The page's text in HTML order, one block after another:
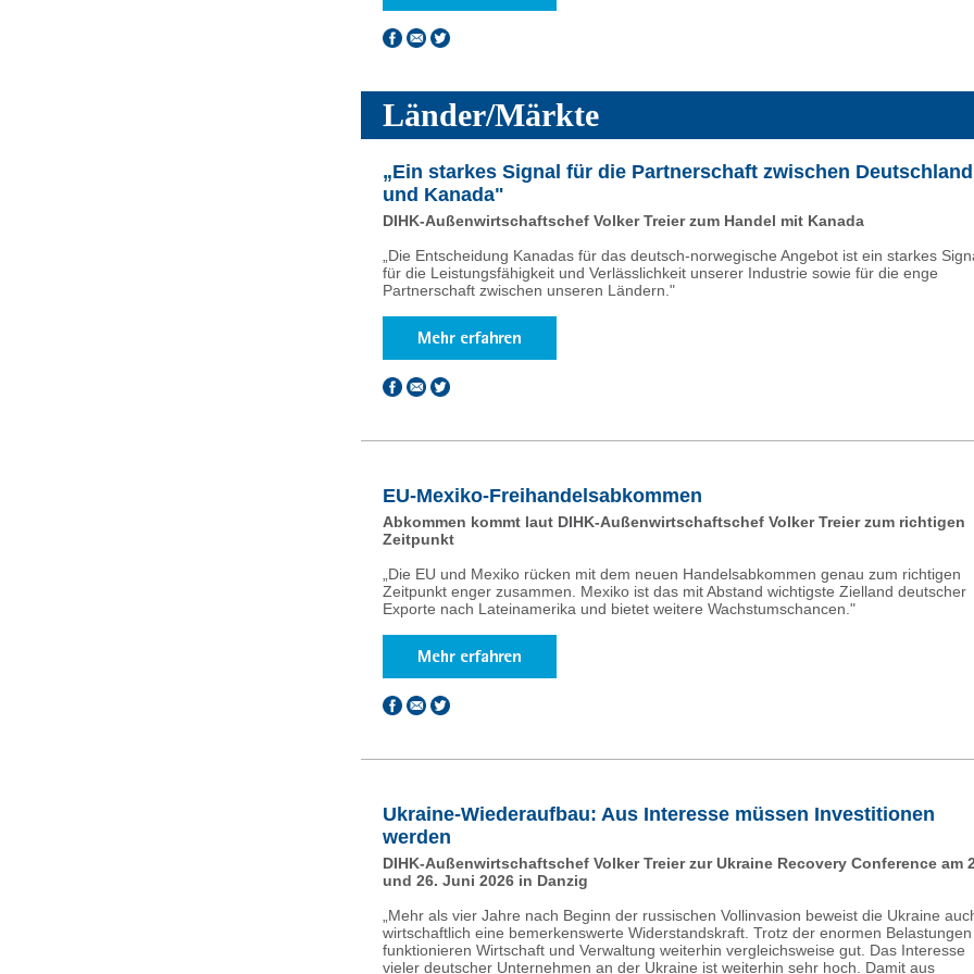
Länder/Märkte
„Ein starkes Signal für die Partnerschaft zwischen Deutschland
und Kanada"
DIHK-Außenwirtschaftschef Volker Treier zum Handel mit Kanada
„Die Entscheidung Kanadas für das deutsch-norwegische Angebot ist ein starkes
für die Leistungsfähigkeit und Verlässlichkeit unserer Industrie sowie für die enge
Partnerschaft zwischen unseren Ländern."
EU-Mexiko-Freihandelsabkommen
Abkommen kommt laut DIHK-Außenwirtschaftschef Volker Treier zum richtigen
Zeitpunkt
„Die EU und Mexiko rücken mit dem neuen Handelsabkommen genau zum richtigen
Zeitpunkt enger zusammen. Mexiko ist das mit Abstand wichtigste Zielland deutscher
Exporte nach Lateinamerika und bietet weitere Wachstumschancen."
Ukraine-Wiederaufbau: Aus Interesse müssen Investitionen
werden
DIHK-Außenwirtschaftschef Volker Treier zur Ukraine Recovery Conference am
und 26. Juni 2026 in Danzig
„Mehr als vier Jahre nach Beginn der russischen Vollinvasion beweist die Ukraine
wirtschaftlich eine bemerkenswerte Widerstandskraft. Trotz der enormen Belastungen
funktionieren Wirtschaft und Verwaltung weiterhin vergleichsweise gut. Das Interesse
vieler deutscher Unternehmen an der Ukraine ist weiterhin sehr hoch. Damit aus